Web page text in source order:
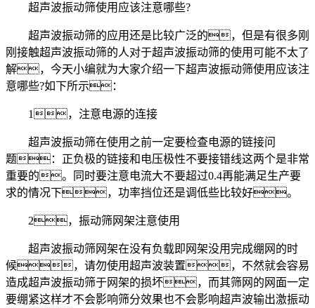
超声波振动筛使用应该注意哪些?
超声波振动筛的应用还是比较广泛的，但是有很多刚
刚接触超声波振动筛的人对于超声波振动筛的使用可能不太了
解，今天小编就为大家介绍一下超声波振动筛使用应该注
意哪些?如下所示：
1，注意电源的连接
超声波振动筛在使用之前一定要检查电源的链接问
题：正负极的链接和电压极性不要接错线这两个是非常
重要的。同时要注意电流大不要超过0.4再能满足生产要
求的情况下，功率挡位还是调低些比较好。
2，振动筛网架注意使用
超声波振动筛网架在没有负载即网架没用完成绷网的时
候，请勿使用超声波装置，不然就会容易
造成超声波振动筛于网架的损坏，而其筛网的网面一定
要绷紧这样才不会影响筛分效果也不会影响超声波输出激振动